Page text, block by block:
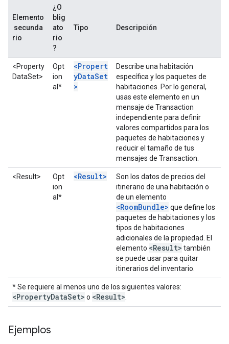
Elemento
secunda
rio
¿O
blig
ato
rio
?
Tipo Descripción
<Property
DataSet>
Opt
ion
al*
<Propert
yDataSet
>
Describe una habitación
específica y los paquetes de
habitaciones. Por lo general,
usas este elemento en un
mensaje de Transaction
independiente para definir
valores compartidos para los
paquetes de habitaciones y
reducir el tamaño de tus
mensajes de Transaction.
<Result>
Opt
ion
al*
<Result>
Son los datos de precios del
itinerario de una habitación o
de un elemento
<RoomBundle> que define los
paquetes de habitaciones y los
tipos de habitaciones
adicionales de la propiedad. El
elemento <Result> también
se puede usar para quitar
itinerarios del inventario.
* Se requiere al menos uno de los siguientes valores:
<PropertyDataSet> o <Result>
Ejemplos